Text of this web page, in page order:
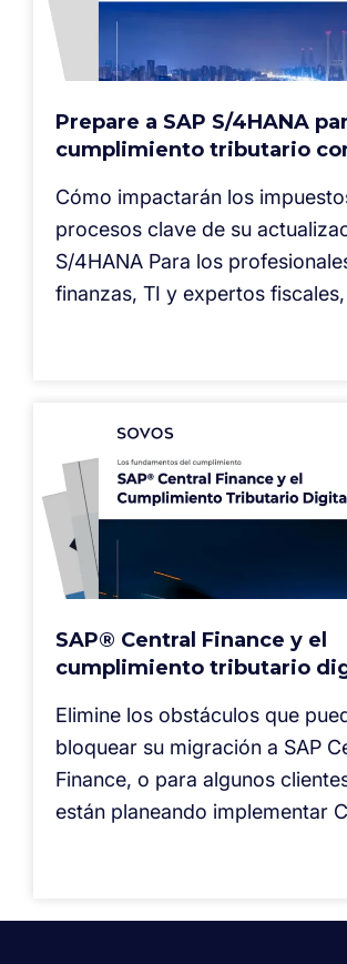
Prepare a SAP S/4HANA
cumplimiento tributario
Cómo impactarán los
procesos clave de su
S/4HANA Para los
finanzas, TI y expertos
SAP® Central Finance y el
cumplimiento tributario
Elimine los obstáculos que
bloquear su migración a SAP
Finance, o para algunos
están planeando implementar